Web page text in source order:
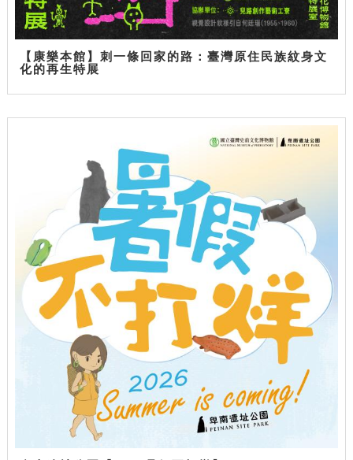
【康樂本館】刺一條回家的路：臺灣原住民族紋身文
化的再生特展